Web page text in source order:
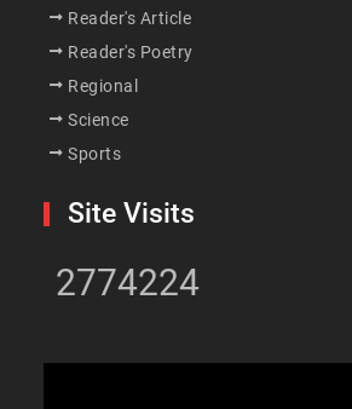
Reader's Article
Reader's Poetry
Regional
Science
Sports
Site Visits
2774224